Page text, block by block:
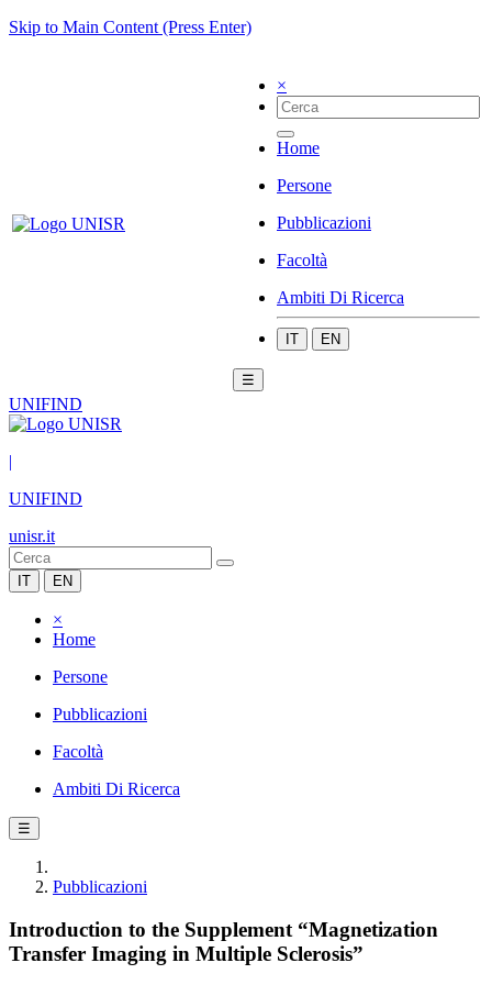
Skip to Main Content (Press Enter)
×
Home
Persone
Pubblicazioni
Facoltà
Ambiti Di Ricerca
IT EN
☰
UNIFIND
|
UNIFIND
unisr.it
IT EN
×
Home
Persone
Pubblicazioni
Facoltà
Ambiti Di Ricerca
☰
Pubblicazioni
Introduction to the Supplement “Magnetization
Transfer Imaging in Multiple Sclerosis”